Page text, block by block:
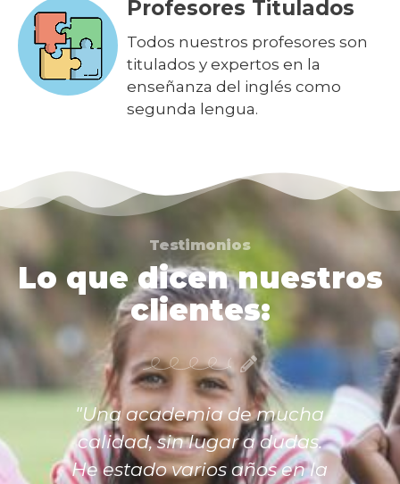
Profesores Titulados
Todos nuestros profesores son
titulados y expertos en la
enseñanza del inglés como
segunda lengua.
Testimonios
Lo que dicen nuestros
clientes:
"Una academia de mucha
calidad, sin lugar a dudas.
He estado varios años en la